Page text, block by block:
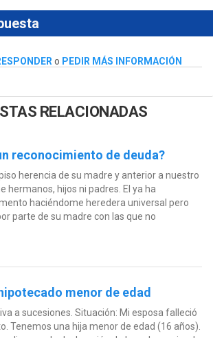
o PEDIR MÁS INFORMACIÓN
RELACIONADAS
reconocimiento de deuda?
herencia de su madre y anterior a nuestro
hermanos, hijos ni padres. El ya ha
haciéndome heredera universal pero
parte de su madre con las que no
menor de edad
a sucesiones. Situación: Mi esposa falleció
Tenemos una hija menor de edad (16 años).